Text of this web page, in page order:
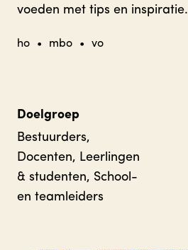
voeden met tips en inspiratie.
ho • mbo • vo
Doelgroep
Bestuurders,
Docenten, Leerlingen
& studenten, School-
en teamleiders